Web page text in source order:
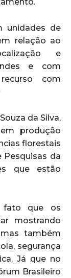
unidades de
relação ao
e
e com
com
da Silva,
produção
florestais
da
que estão
fato que os
mostrando
também
segurança
Já que no
Brasileiro